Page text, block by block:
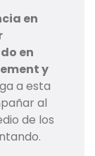
en
en
y
a esta
al
de los